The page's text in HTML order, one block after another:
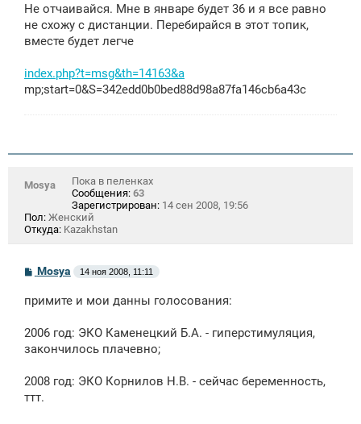
н
и
Не отчаивайся. Мне в январе будет 36 и я все равно
не схожу с дистанции. Перебирайся в этот топик,
вместе будет легче
index.php?t=msg&th=14163&a
mp;start=0&S=342edd0b0bed88d98a87fa146cb6a43c
Mosya
Пока в пеленках
Сообщения: 63
Зарегистрирован: 14 сен 2008, 19:56
Пол: Женский
Откуда: Kazakhstan
С
б
е
н
и
Mosya 14 ноя 2008, 11:11
примите и мои данны голосования:
2006 год: ЭКО Каменецкий Б.А. - гиперстимуляция,
закончилось плачевно;
2008 год: ЭКО Корнилов Н.В. - сейчас беременность,
ттт.